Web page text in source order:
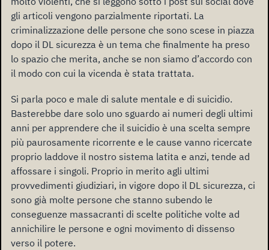
gli articoli vengono parzialmente riportati. La
criminalizzazione delle persone che sono scese in piazza
dopo il DL sicurezza è un tema che finalmente ha preso
lo spazio che merita, anche se non siamo d’accordo con
il modo con cui la vicenda è stata trattata.
Si parla poco e male di salute mentale e di suicidio.
Basterebbe dare solo uno sguardo ai numeri degli ultimi
anni per apprendere che il suicidio è una scelta sempre
più paurosamente ricorrente e le cause vanno ricercate
proprio laddove il nostro sistema latita e anzi, tende ad
affossare i singoli. Proprio in merito agli ultimi
provvedimenti giudiziari, in vigore dopo il DL sicurezza, ci
sono già molte persone che stanno subendo le
conseguenze massacranti di scelte politiche volte ad
annichilire le persone e ogni movimento di dissenso
verso il potere.